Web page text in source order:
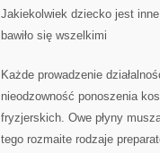
Jakiekolwiek dziecko jest
bawiło się wszelkimi
Każde prowadzenie
nieodzowność ponoszenia
fryzjerskich. Owe płyny
tego rozmaite rodzaje